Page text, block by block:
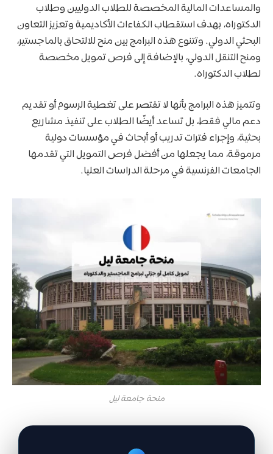
والمساعدات المالية المخصصة للطلاب الدوليين وطلاب
الدكتوراه، بهدف استقطاب الكفاءات الأكاديمية وتعزيز التعاون
البحثي الدولي. وتتنوع هذه البرامج بين منح للالتحاق بالماجستير،
ومنح التنقل الدولي، بالإضافة إلى فرص تمويل مخصصة
لطلاب الدكتوراه.
وتتميز هذه البرامج بأنها لا تقتصر على تغطية الرسوم أو تقديم
دعم مالي فقط، بل تساعد أيضًا الطلاب على تنفيذ مشاريع
بحثية، وإجراء فترات تدريب أو أبحاث في مؤسسات دولية
مرموقة، مما يجعلها من أفضل فرص التمويل التي تقدمها
الجامعات الفرنسية في مرحلة الدراسات العليا.
منحة جامعة ليل